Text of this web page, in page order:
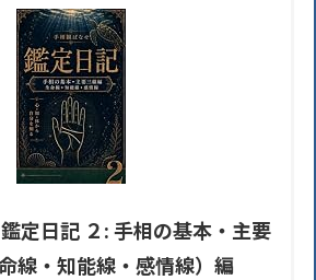
定日記 ２: 手相の基本・主要
線・知能線・感情線）編